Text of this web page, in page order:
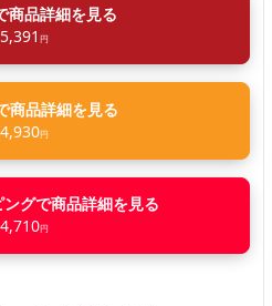
商品詳細を見る
5,391 円
商品詳細を見る
4,930円
グで商品詳細を見る
4,710円